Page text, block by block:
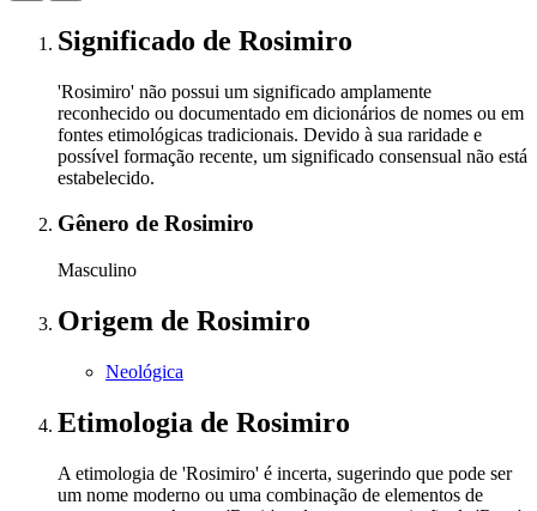
Significado de Rosimiro
'Rosimiro' não possui um significado amplamente
reconhecido ou documentado em dicionários de nomes ou em
fontes etimológicas tradicionais. Devido à sua raridade e
possível formação recente, um significado consensual não está
estabelecido.
Gênero de Rosimiro
Masculino
Origem de Rosimiro
Neológica
Etimologia de Rosimiro
A etimologia de 'Rosimiro' é incerta, sugerindo que pode ser
um nome moderno ou uma combinação de elementos de